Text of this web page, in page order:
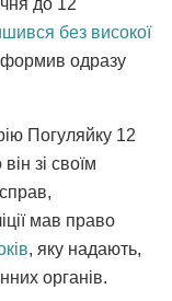
без високої
одразу
Погуляйку 12
зі своїм
мав право
, яку надають,
органів.